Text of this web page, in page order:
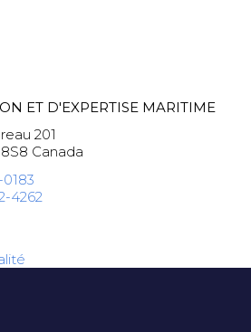
ET D'EXPERTISE MARITIME
201
Canada
4262